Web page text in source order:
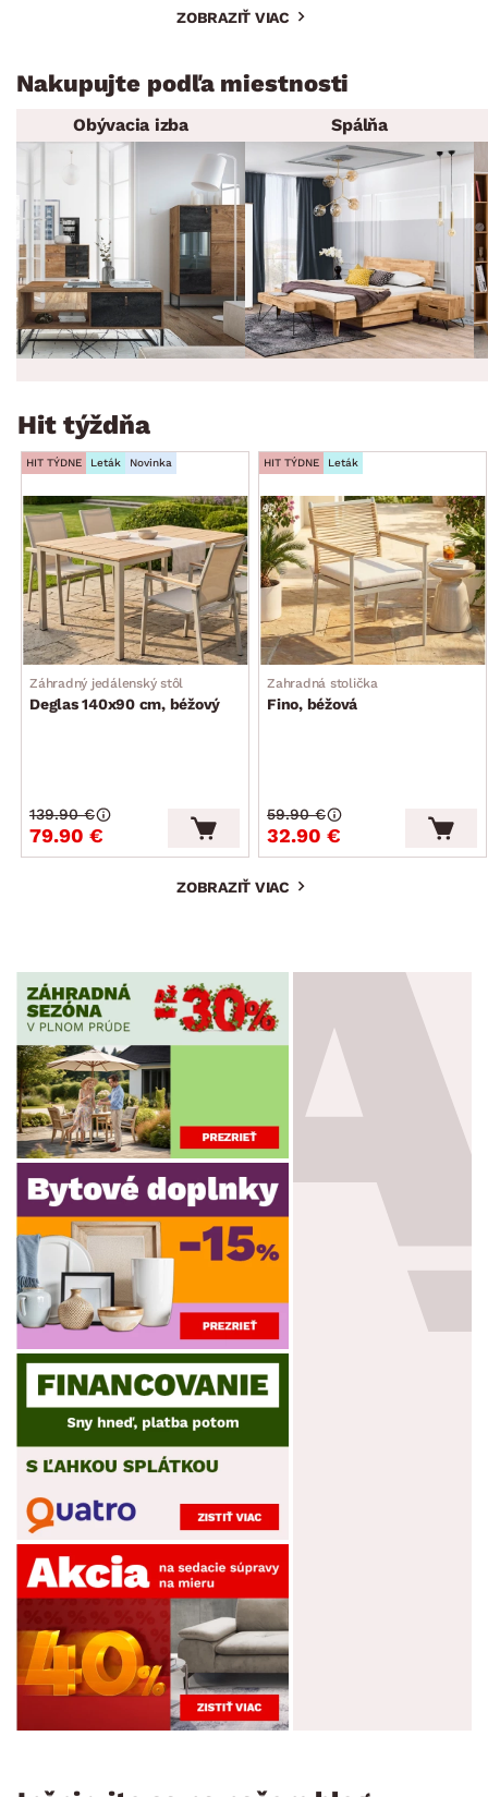
ZOBRAZIŤ VIAC
Nakupujte podľa miestnosti
Obývacia izba Spálňa
Hit týždňa
HIT TÝDNE Leták Novinka
Záhradný jedálenský stôl
Deglas 140x90 cm, béžový
79.90 €
139.90 €
HIT TÝDNE Leták
Zahradná stolička
Fino, béžová
32.90 €
59.90 €
ZOBRAZIŤ VIAC